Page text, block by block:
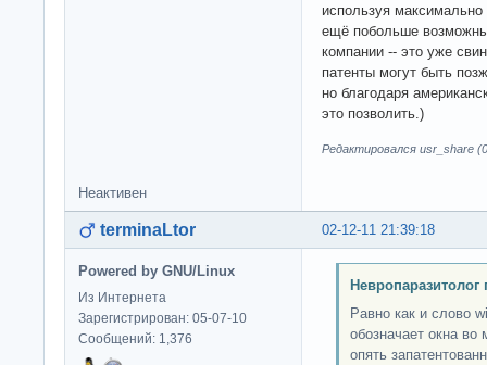
используя
ещё побольше
компании -- это уже
патенты могут быть
но благодаря
это позволить.)
Редактировался usr_share
Неактивен
02-12-11 21:39:18
terminaLtor
Powered by GNU/Linux
Из Интернета
Зарегистрирован: 05-07-10
Сообщений: 1,376
Невропаразитолог
Равно как и слово
обозначает окна
опять